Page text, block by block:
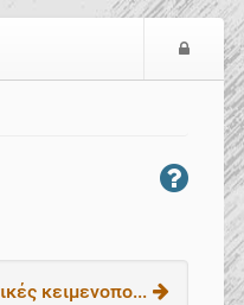
κειμενοπο...